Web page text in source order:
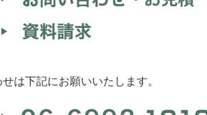
は下記にお願いいたします。